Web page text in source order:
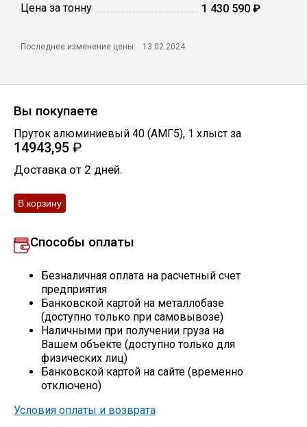
Круги абразивные
Скобо-гибочные изделия
Остальное
Цена за тонну 1 430 590 ₽
Последнее изменение цены: 13.02.2024
Вы покупаете
Пруток алюминиевый 40 (АМГ5), 1 хлыст за
14943,95 ₽
Доставка от 2 дней.
Способы оплаты
Безналичная оплата на расчетный счет
предприятия
Банковской картой на металлобазе
(доступно только при самовывозе)
Наличными при получении груза на
Вашем объекте (доступно только для
физических лиц)
Банковской картой на сайте (временно
отключено)
Условия оплаты и возврата